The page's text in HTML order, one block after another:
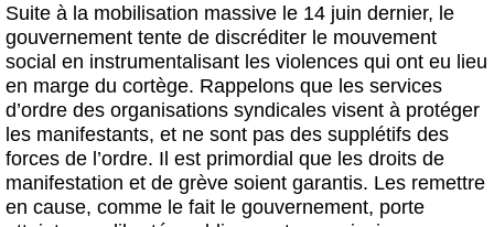
Suite à la mobilisation massive le 14 juin dernier, le
gouvernement tente de discréditer le mouvement
social en instrumentalisant les violences qui ont eu lieu
en marge du cortège. Rappelons que les services
d’ordre des organisations syndicales visent à protéger
les manifestants, et ne sont pas des supplétifs des
forces de l’ordre. Il est primordial que les droits de
manifestation et de grève soient garantis. Les remettre
en cause, comme le fait le gouvernement, porte